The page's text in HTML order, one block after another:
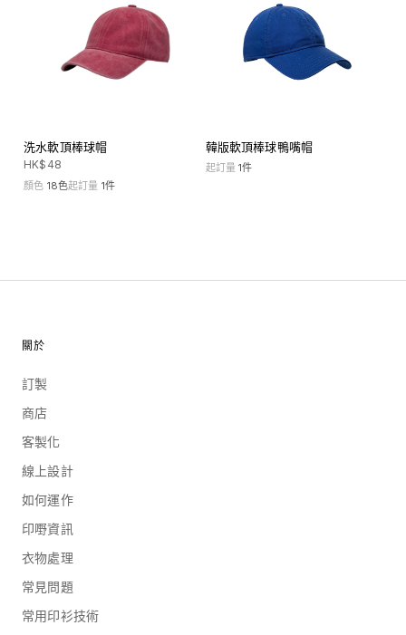
洗水軟頂棒球帽
HK$ 48
顏色 18色起訂量 1件
韓版軟頂棒球鴨嘴帽
起訂量 1件
關於
訂製
商店
客製化
線上設計
如何運作
印嘢資訊
衣物處理
常見問題
常用印衫技術